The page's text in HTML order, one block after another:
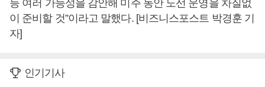
등 여러 가능성을 감안해 미주 동안 노선 운영을 차질없
이 준비할 것”이라고 말했다. [비즈니스포스트 박경훈 기
자]
인기기사